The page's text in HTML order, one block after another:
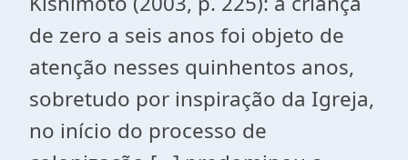
de zero a seis anos foi objeto de
atenção nesses quinhentos anos,
sobretudo por inspiração da Igreja,
no início do processo de